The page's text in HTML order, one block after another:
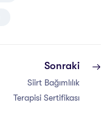
Sonraki
Siirt Bağımlılık
Terapisi Sertifikası